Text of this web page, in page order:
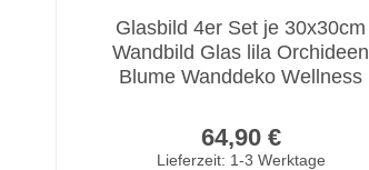
Glasbild 4er Set je 30x30cm
Wandbild Glas lila Orchideen
Blume Wanddeko Wellness
64,90 €
Lieferzeit: 1-3 Werktage